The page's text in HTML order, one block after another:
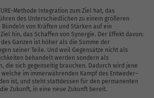
Methode Integration zum Ziel hat, das
des Unterschiedlichen zu einem größeren
Bündeln von Kräften und Stärken auf ein
hin, das Schaffen von Synergie. Der Effekt davon:
des Ganzen ist höher als die Summe der
seiner Teile. Und weil Gegensätze nicht als
behandelt werden sondern als
die sich gegenseitig brauchen. Dadurch wird jene
welche im immerwährenden Kampf des Entweder–
ist, und steht stattdessen für den permanenten
Zukunft, in eine neue Zukunft bereit.